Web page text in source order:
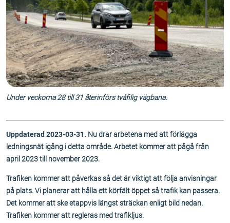
Under veckorna 28 till 31 återinförs tvåfilig vägbana.
Uppdaterad 2023-03-31. Nu drar arbetena med att förlägga
ledningsnät igång i detta område. Arbetet kommer att pågå från
april 2023 till november 2023.
Trafiken kommer att påverkas så det är viktigt att följa anvisningar
på plats. Vi planerar att hålla ett körfält öppet så trafik kan passera.
Det kommer att ske etappvis längst sträckan enligt bild nedan.
Trafiken kommer att regleras med trafikljus.